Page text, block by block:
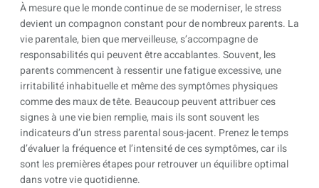
À mesure que le monde continue de se moderniser, le stress
devient un compagnon constant pour de nombreux parents. La
vie parentale, bien que merveilleuse, s’accompagne de
responsabilités qui peuvent être accablantes. Souvent, les
parents commencent à ressentir une fatigue excessive, une
irritabilité inhabituelle et même des symptômes physiques
comme des maux de tête. Beaucoup peuvent attribuer ces
signes à une vie bien remplie, mais ils sont souvent les
indicateurs d’un stress parental sous-jacent. Prenez le temps
d’évaluer la fréquence et l’intensité de ces symptômes, car ils
sont les premières étapes pour retrouver un équilibre optimal
dans votre vie quotidienne.